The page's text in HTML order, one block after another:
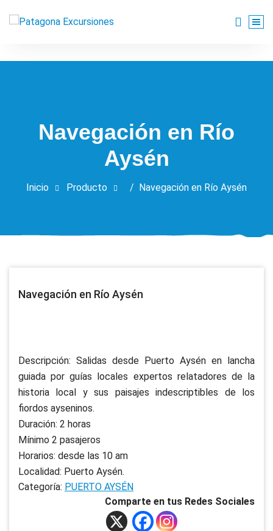
Navegación en Río
Aysén
Inicio Producto / Navegación en Río Aysén
Navegación en Río Aysén
Descripción: Salidas desde Puerto Aysén en lancha
guiada por guías locales expertos relatadores de la
historia local y sus paisajes indescriptibles de los
fiordos ayseninos.
Duración: 2 horas
Mínimo 2 pasajeros
Horarios: desde las 10 am
Localidad: Puerto Aysén.
Categoría: PUERTO AYSÉN
Comparte en tus Redes Sociales